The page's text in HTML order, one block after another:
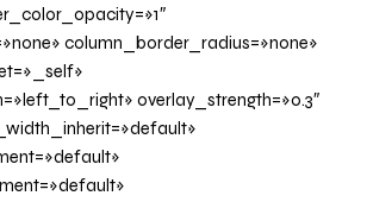
column_border_radius=»none»
overlay_strength=»0.3″